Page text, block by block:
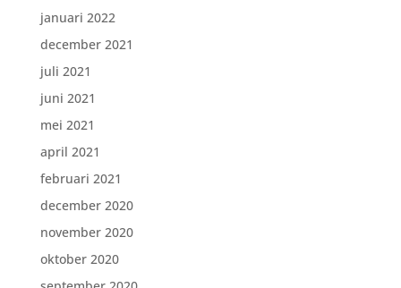
januari 2022
december 2021
juli 2021
juni 2021
mei 2021
april 2021
februari 2021
december 2020
november 2020
oktober 2020